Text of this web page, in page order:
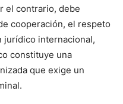
el contrario, debe
cooperación, el respeto
jurídico internacional,
constituye una
que exige un